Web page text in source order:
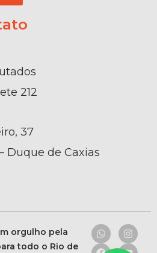
212
37
Duque de Caxias
orgulho pela
todo o Rio de